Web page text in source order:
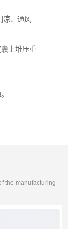
凉、通风
上堆压重
the manufacturing